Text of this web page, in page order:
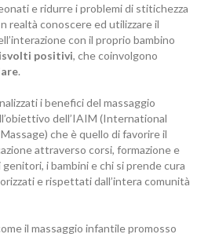
e ridurre i problemi di stitichezza
realtà conoscere ed utilizzare il
con il proprio bambino
positivi, che coinvolgono
.
i benefici del massaggio
dell’IAIM (International
che è quello di favorire il
attraverso corsi, formazione e
i bambini e chi si prende cura
e rispettati dall’intera comunità
il massaggio infantile promosso